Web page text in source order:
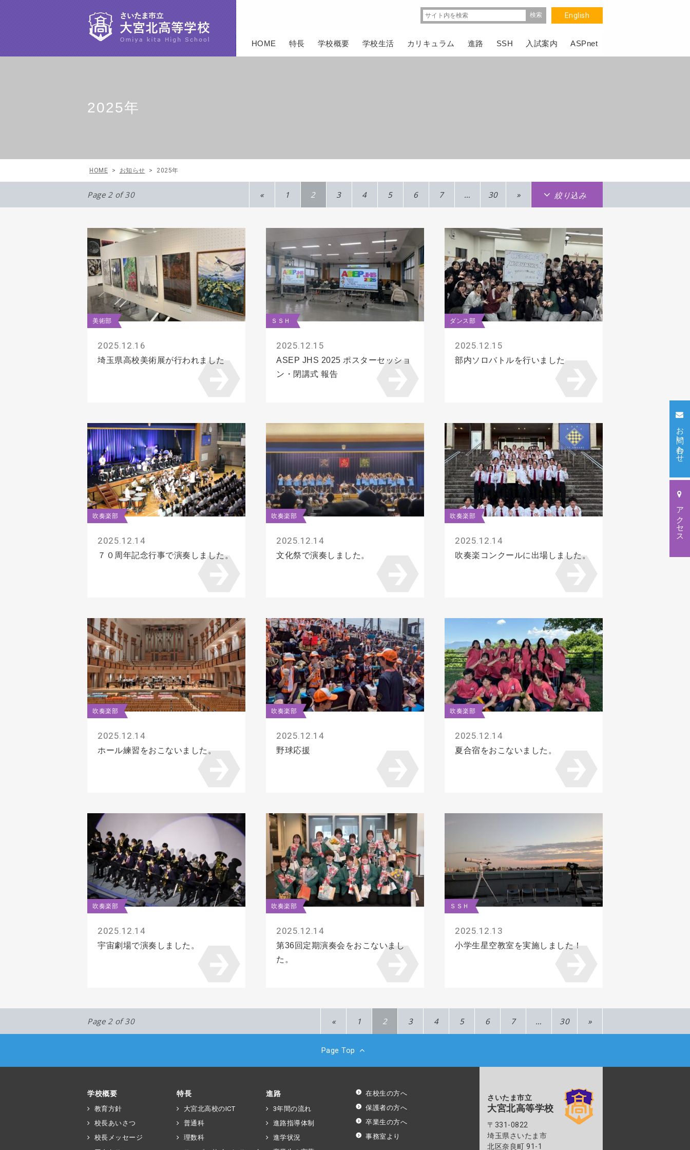
English
HOME 特長 学校概要 学校生活 カリキュラム 進路 SSH 入試案内 ASPnet
お問い合わせ
アクセス
2025年
HOME > お知らせ > 2025年
Page 2 of 30 絞り込み
« 1 2 3 4 5 6 7 … 30 »
美術部
2025.12.16
埼玉県高校美術展が行われました
ＳＳＨ
2025.12.15
ASEP JHS 2025 ポスターセッショ
ン・閉講式 報告
ダンス部
2025.12.15
部内ソロバトルを行いました
吹奏楽部
2025.12.14
７０周年記念行事で演奏しました。
吹奏楽部
2025.12.14
文化祭で演奏しました。
吹奏楽部
2025.12.14
吹奏楽コンクールに出場しました。
吹奏楽部
2025.12.14
ホール練習をおこないました。
吹奏楽部
2025.12.14
野球応援
吹奏楽部
2025.12.14
夏合宿をおこないました。
吹奏楽部
2025.12.14
宇宙劇場で演奏しました。
吹奏楽部
2025.12.14
第36回定期演奏会をおこないまし
た。
ＳＳＨ
2025.12.13
小学生星空教室を実施しました！
Page 2 of 30 « 1 2 3 4 5 6 7 … 30 »
Page Top
学校概要
教育方針
校長あいさつ
校長メッセージ
特長
大宮北高校のICT
普通科
理数科
進路
3年間の流れ
進路指導体制
進学状況
在校生の方へ
保護者の方へ
卒業生の方へ
事務室より
さいたま市立
大宮北高等学校
〒331-0822
埼玉県さいたま市
北区奈良町 91-1